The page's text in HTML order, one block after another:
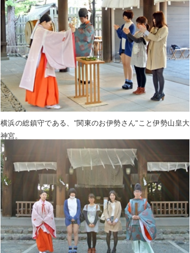
横浜の総鎮守である、"関東のお伊勢さん"こと伊勢山皇大
神宮。